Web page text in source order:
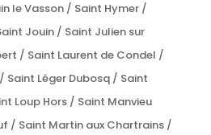
le Vasson / Saint Hymer /
Jouin / Saint Julien sur
/ Saint Laurent de Condel /
Saint Léger Dubosq / Saint
Loup Hors / Saint Manvieu
/ Saint Martin aux Chartrains /